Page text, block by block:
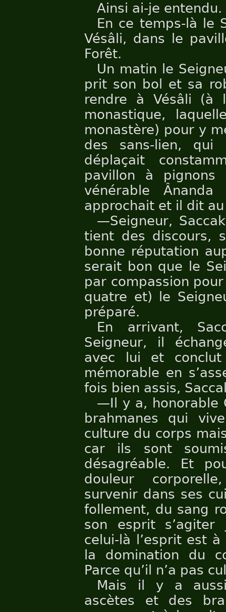
Ainsi ai-je entendu.
En ce temps-là le
Vésâli, dans le
Forêt.
Un matin le
prit son bol et sa
rendre à Vésâli (à
monastique,
monastère) pour y
des sans-lien, qui
déplaçait
pavillon à pignons
vénérable
approchait et il dit
—Seigneur,
tient des discours,
bonne réputation
serait bon que le
par compassion
quatre et) le
préparé.
En arrivant,
Seigneur, il
avec lui et
mémorable en
fois bien assis,
—Il y a, honorable
brahmanes qui
culture du corps
car ils sont
désagréable. Et
douleur
survenir dans ses
follement, du sang
son esprit s’agiter
celui-là l’esprit est
la domination du
Parce qu’il n’a pas
Mais il y a
ascètes et des